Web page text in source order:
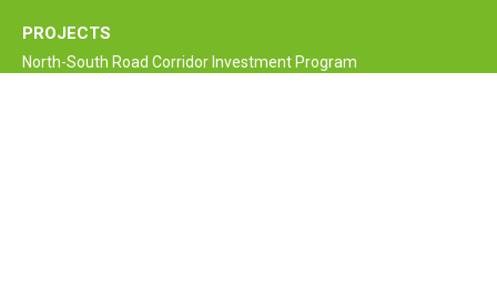
PROJECTS
North-South Road Corridor Investment Program